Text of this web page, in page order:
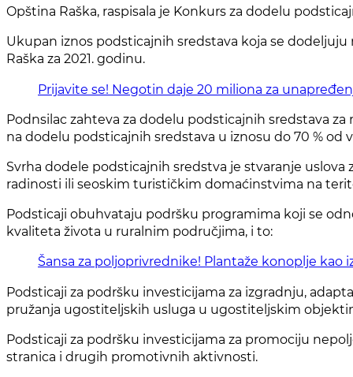
Opština Raška, raspisala je Konkurs za dodelu
Ukupan iznos podsticajnih sredstava koja se
Raška za 2021. godinu.
Prijavite se! Negotin daje 20 miliona za
Podnsilac zahteva za dodelu podsticajnih sredstava
na dodelu podsticajnih sredstava u iznosu do 70 %
Svrha dodele podsticajnih sredstva je stvaranje
radinosti ili seoskim turističkim domaćinstvima na
Podsticaji obuhvataju podršku programima koji se
kvaliteta života u ruralnim područjima, i to:
Šansa za poljoprivrednike! Plantaže konoplje kao
Podsticaji za podršku investicijama za izgradnju,
pružanja ugostiteljskih usluga u ugostiteljskim
Podsticaji za podršku investicijama za promociju
stranica i drugih promotivnih aktivnosti.